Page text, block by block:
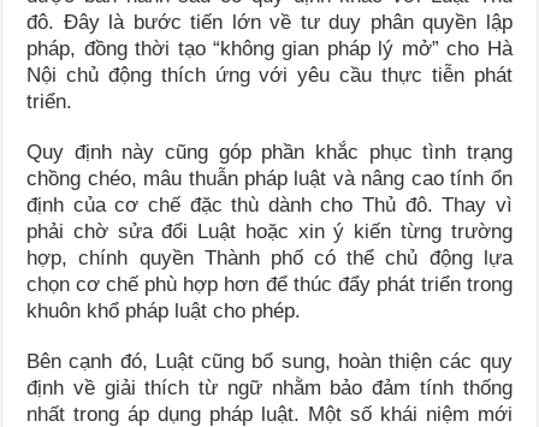
đô. Đây là bước tiến lớn về tư duy phân quyền lập
pháp, đồng thời tạo “không gian pháp lý mở” cho Hà
Nội chủ động thích ứng với yêu cầu thực tiễn phát
triển.
Quy định này cũng góp phần khắc phục tình trạng
chồng chéo, mâu thuẫn pháp luật và nâng cao tính ổn
định của cơ chế đặc thù dành cho Thủ đô. Thay vì
phải chờ sửa đổi Luật hoặc xin ý kiến từng trường
hợp, chính quyền Thành phố có thể chủ động lựa
chọn cơ chế phù hợp hơn để thúc đẩy phát triển trong
khuôn khổ pháp luật cho phép.
Bên cạnh đó, Luật cũng bổ sung, hoàn thiện các quy
định về giải thích từ ngữ nhằm bảo đảm tính thống
nhất trong áp dụng pháp luật. Một số khái niệm mới